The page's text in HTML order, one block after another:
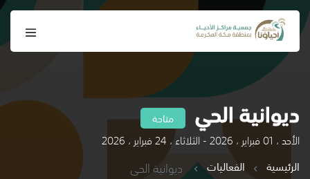
ديوانية الحي متاحة
الأحد ، 01 فبراير ، 2026 - الثلاثاء ، 24 فبراير ، 2026
الرئيسية
الفعاليات ديوانية الحي